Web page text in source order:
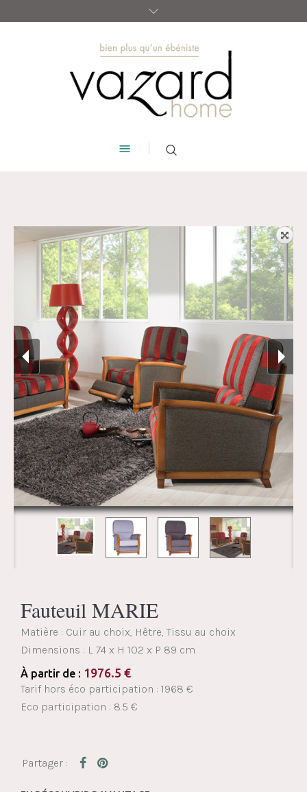
Fauteuil MARIE
Matière : Cuir au choix, Hêtre, Tissu au choix
Dimensions : L 74 x H 102 x P 89 cm
À partir de : 1976.5 €
Tarif hors éco participation : 1968 €
Eco participation : 8.5 €